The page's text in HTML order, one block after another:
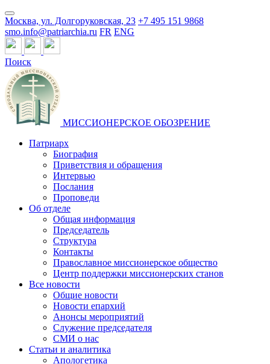
Москва, ул. Долгоруковская, 23 +7 495 151 9868
smo.info@patriarchia.ru FR ENG
Поиск
МИССИОНЕРСКОЕ ОБОЗРЕНИЕ
Патриарх
Биография
Приветствия и обращения
Интервью
Послания
Проповеди
Об отделе
Общая информация
Председатель
Структура
Контакты
Православное миссионерское общество
Центр поддержки миссионерских станов
Все новости
Общие новости
Новости епархий
Анонсы мероприятий
Служение председателя
СМИ о нас
Статьи и аналитика
Апологетика